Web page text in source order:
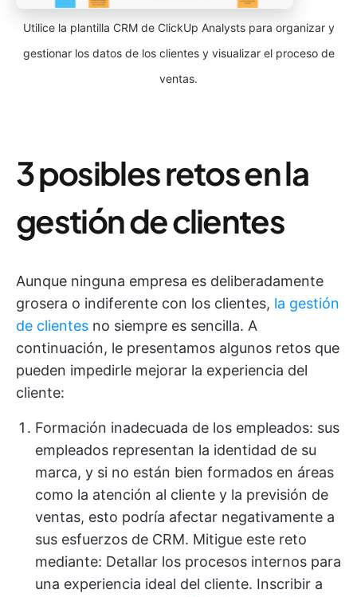
Utilice la plantilla CRM de ClickUp Analysts para organizar y
gestionar los datos de los clientes y visualizar el proceso de
ventas.
3 posibles retos en la
gestión de clientes
Aunque ninguna empresa es deliberadamente
grosera o indiferente con los clientes, la gestión
de clientes no siempre es sencilla. A
continuación, le presentamos algunos retos que
pueden impedirle mejorar la experiencia del
cliente:
Formación inadecuada de los empleados: sus
empleados representan la identidad de su
marca, y si no están bien formados en áreas
como la atención al cliente y la previsión de
ventas, esto podría afectar negativamente a
sus esfuerzos de CRM. Mitigue este reto
mediante: Detallar los procesos internos para
una experiencia ideal del cliente. Inscribir a